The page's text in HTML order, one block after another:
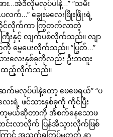
ား…အဲဒီလိုမလုပ်ပါနဲ့…” “သမီး
က်…” ချွေးမလေးဖြိုးဖြိုးရဲ့
ကိုင်လိုက်ကာ ကြွတက်လာတဲ့
ကြီးနှင့် လျက်ပစ်လိုက်သည်။ လျာ
မွှေပေးလိုက်သည်။ “ပြွတ်…”
းလေးနှစ်ခုကိုလည်း ဦးဘထူး
တ်ထည့်လိုက်သည်။
မလုပ်ပါနဲ့တော့ ဖေဖေရယ်” “ပ
းရဲ့ ဖင်သားနှစ်ခုကို ကိုင်ပြီး
ော့မယ်ဆိုတာကို အိစက်နေသောဖ
င်းလာလိုက် ပြန်အိသွားလိုက်ဖြစ်
ောင့် အသက်ရှုကြပ်မတတ် နှာ